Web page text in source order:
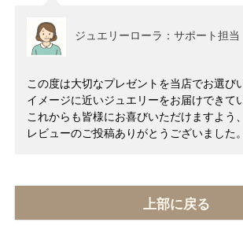
ジュエリーローラ：サポート担当
この度は大切なプレゼントを当店でお選び
イメージに近いジュエリーをお届けできて
これからも皆様にお喜びいただけますよう
レビューのご投稿ありがとうございました。
上部に戻る